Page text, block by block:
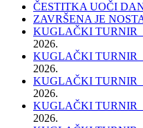
ČESTITKA UOČI
ZAVRŠENA JE
KUGLAČKI TURNIR
2026.
KUGLAČKI TURNIR
2026.
KUGLAČKI TURNIR
2026.
KUGLAČKI TURNIR
2026.